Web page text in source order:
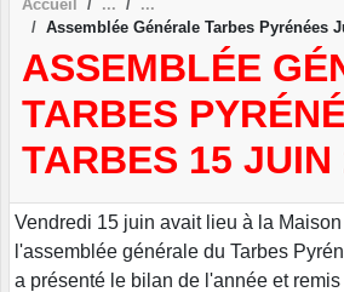
Accueil
Assemblée Générale Tarbes Pyrénées
ASSEMBLÉE
TARBES
TARBES 15 JUIN
Vendredi 15 juin avait lieu à la
l'assemblée générale du Tarbes
a présenté le bilan de l'année et